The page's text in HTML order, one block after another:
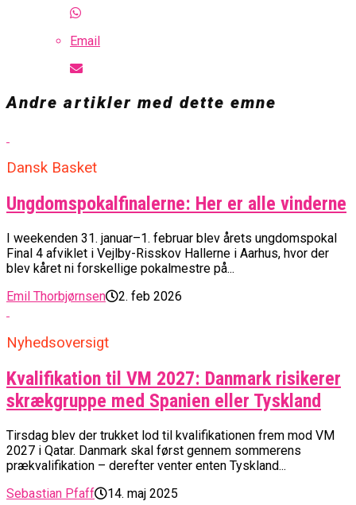
Email
Andre artikler med dette emne
Dansk Basket
Ungdomspokalfinalerne: Her er alle vinderne
I weekenden 31. januar–1. februar blev årets ungdomspokal
Final 4 afviklet i Vejlby-Risskov Hallerne i Aarhus, hvor der
blev kåret ni forskellige pokalmestre på...
Emil Thorbjørnsen
2. feb 2026
Nyhedsoversigt
Kvalifikation til VM 2027: Danmark risikerer
skrækgruppe med Spanien eller Tyskland
Tirsdag blev der trukket lod til kvalifikationen frem mod VM
2027 i Qatar. Danmark skal først gennem sommerens
prækvalifikation – derefter venter enten Tyskland...
Sebastian Pfaff
14. maj 2025